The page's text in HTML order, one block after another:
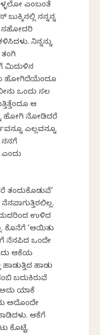
ಎಂಬಂತೆ
ನನ್ನನ್ನ
ಸಹೋದರಿ
ನಿನ್ನನ್ನು
ತಂಗಿ
ಮಿದುಳಿನ
ಹೋಗಿದೆಯೆಂದೂ
ಒಂದು ಸಲ
ಆ
ಹೋಗಿ ನೋಡಿದರೆ
ಎಲ್ಲವನ್ನೂ
ತಂದುಕೊಡುವೆ’
ಉಳಿದ
‘ಆಯಿತು
ನೆನಪಿದ್ದ ಒಂದೇ
ಆಕೆಯ
ಹಾಡು
ಬದುಕಿರುವೆ
ಅದು ಯಾಕೆ
ಅದೊಂದೇ
ಆಕೆಗೆ
ಕೊಟ್ಟೆ.